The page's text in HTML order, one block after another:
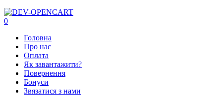
0
Головна
Про нас
Оплата
Як завантажити?
Повернення
Бонуси
Звязатися з нами